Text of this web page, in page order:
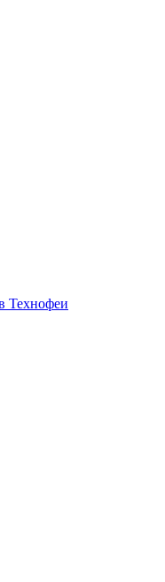
Технофеи